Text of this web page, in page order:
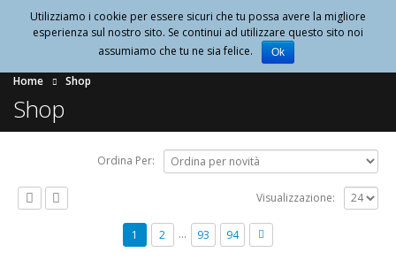
Home Shop
Shop
Ordina Per:
Visualizzazione:
1 2 … 93 94
Utilizziamo i cookie per essere sicuri che tu possa avere la migliore
esperienza sul nostro sito. Se continui ad utilizzare questo sito noi
assumiamo che tu ne sia felice.
Ok